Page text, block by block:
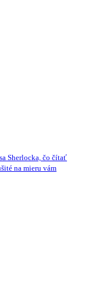
Sherlocka, čo čítať
na mieru vám